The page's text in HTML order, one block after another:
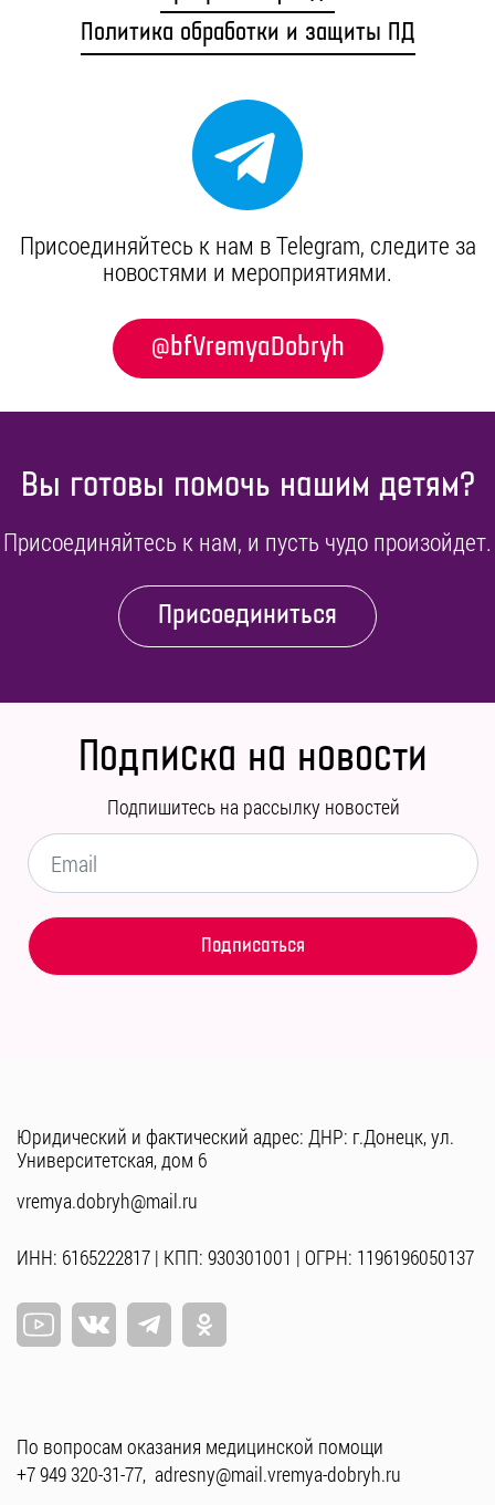
Политика обработки и защиты ПД
Присоединяйтесь к нам в Telegram, cледите за
новостями и мероприятиями.
@bfVremyaDobryh
Вы готовы помочь нашим детям?
Присоединяйтесь к нам, и пусть чудо произойдет.
Присоединиться
Подписка на новости
Подпишитесь на рассылку новостей
Юридический и фактический адрес: ДНР: г.Донецк, ул.
Университетская, дом 6
vremya.dobryh@mail.ru
ИНН: 6165222817 | КПП: 930301001 | ОГРН: 1196196050137
По вопросам оказания медицинской помощи
+7 949 320-31-77, adresny@mail.vremya-dobryh.ru